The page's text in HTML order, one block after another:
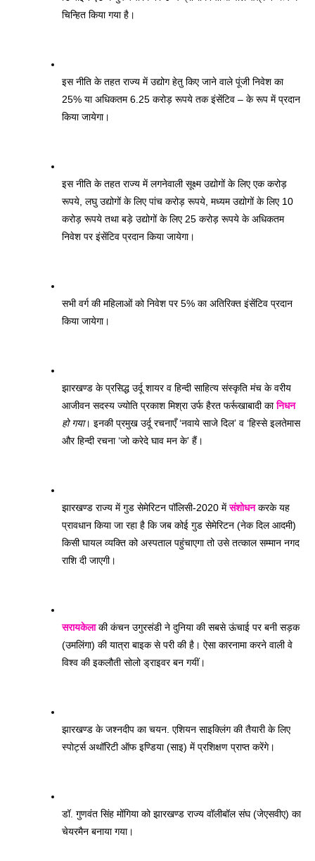
चिन्हित किया गया है।
इस नीति के तहत राज्य में उद्योग हेतु किए जाने वाले पूंजी निवेश का
25% या अधिकतम 6.25 करोड़ रूपये तक इंसेंटिव – के रूप में प्रदान
किया जायेगा।
इस नीति के तहत राज्य में लगनेवाली सूक्ष्म उद्योगों के लिए एक करोड़
रूपये, लघु उद्योगों के लिए पांच करोड़ रूपये, मध्यम उद्योगों के लिए 10
करोड़ रूपये तथा बड़े उद्योगों के लिए 25 करोड़ रूपये के अधिकतम
निवेश पर इंसेंटिव प्रदान किया जायेगा।
सभी वर्ग की महिलाओं को निवेश पर 5% का अतिरिक्त इंसेंटिव प्रदान
किया जायेगा।
झारखण्ड के प्रसिद्ध उर्दू शायर व हिन्दी साहित्य संस्कृति मंच के वरीय
आजीवन सदस्य ज्योति प्रकाश मिश्रा उर्फ हैरत फर्रूखाबादी का निधन
हो गया। इनकी प्रमुख उर्दू रचनाएँ ‘नवाये साजे दिल’ व ‘हिस्से इलतेमास
और हिन्दी रचना ‘जो करेदे घाव मन के’ हैं।
झारखण्ड राज्य में गुड सेमेरिटन पॉलिसी-2020 में संशोधन करके यह
प्रावधान किया जा रहा है कि जब कोई गुड सेमेरिटन (नेक दिल आदमी)
किसी घायल व्यक्ति को अस्पताल पहुंचाएगा तो उसे तत्काल सम्मान नगद
राशि दी जाएगी।
सरायकेला की कंचन उगुरसंडी ने दुनिया की सबसे ऊंचाई पर बनी सड़क
(उमलिंगा) की यात्रा बाइक से परी की है। ऐसा कारनामा करने वाली वे
विश्व की इकलौती सोलो ड्राइवर बन गयीं।
झारखण्ड के जश्नदीप का चयन. एशियन साइक्लिंग की तैयारी के लिए
स्पोर्ट्स अथॉरिटी ऑफ इण्डिया (साइ) में प्रशिक्षण प्राप्त करेंगे।
डॉ. गुणवंत सिंह मोंगिया को झारखण्ड राज्य वॉलीबॉल संघ (जेएसवीए) का
चेयरमैन बनाया गया।